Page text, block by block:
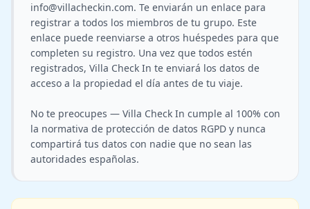
info@villacheckin.com. Te enviarán un enlace para
registrar a todos los miembros de tu grupo. Este
enlace puede reenviarse a otros huéspedes para que
completen su registro. Una vez que todos estén
registrados, Villa Check In te enviará los datos de
acceso a la propiedad el día antes de tu viaje.
No te preocupes — Villa Check In cumple al 100% con
la normativa de protección de datos RGPD y nunca
compartirá tus datos con nadie que no sean las